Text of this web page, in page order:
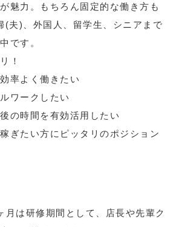
魅力。もちろん固定的な働き方も
(夫)、外国人、留学生、シニアまで
です。
！
率よく働きたい
ワークしたい
の時間を有効活用したい
ぎたい方にピッタリのポジション
月は研修期間として、店長や先輩ク